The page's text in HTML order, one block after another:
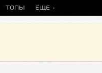
ТОПЫ ЕЩЕ